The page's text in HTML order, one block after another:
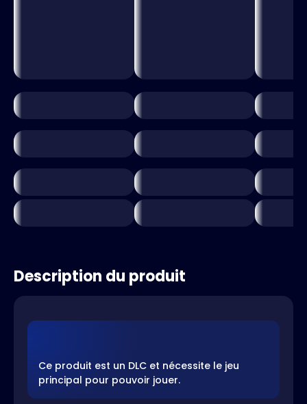
Description du produit
Ce produit est un DLC et nécessite le jeu
principal pour pouvoir jouer.